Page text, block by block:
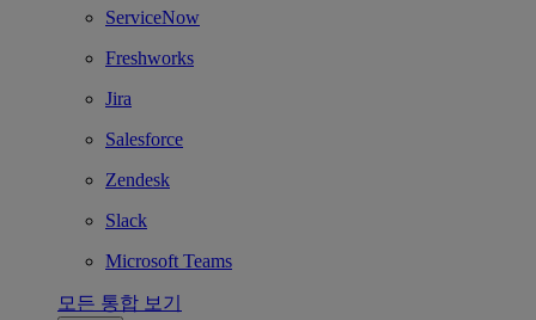
ServiceNow
Freshworks
Jira
Salesforce
Zendesk
Slack
Microsoft Teams
모든 통합 보기